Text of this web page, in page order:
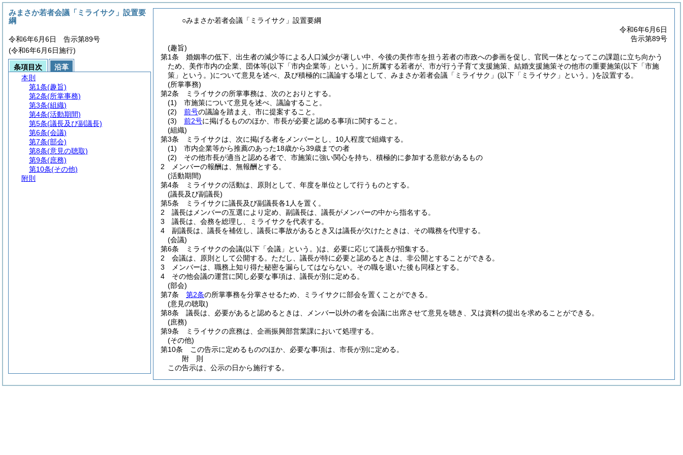
○みまさか若者会議「ミライサク」設置要綱
令和6年6月6日
告示第89号
(趣旨)
第1条
婚姻率の低下、出生者の減少等による人口減少が著しい中、今後の美作市を担う若者の市政への参画を促し、官民一体となってこの課題に立ち向かう
ため、美作市内の企業、団体等(以下「市内企業等」という。)に所属する若者が、市が行う子育て支援施策、結婚支援施策その他市の重要施策(以下「市施
策」という。)について意見を述べ、及び積極的に議論する場として、みまさか若者会議「ミライサク」 (以下「ミライサク」という。)を設置する。
(所掌事務)
第2条
ミライサクの所掌事務は、次のとおりとする。
(1)
市施策について意見を述べ、議論すること。
(2)
前号の議論を踏まえ、市に提案すること。
(3)
前2号に掲げるもののほか、市長が必要と認める事項に関すること。
(組織)
第3条
ミライサクは、次に掲げる者をメンバーとし、10人程度で組織する。
(1)
市内企業等から推薦のあった18歳から39歳までの者
(2)
その他市長が適当と認める者で、市施策に強い関心を持ち、積極的に参加する意欲があるもの
2
メンバーの報酬は、無報酬とする。
(活動期間)
第4条
ミライサクの活動は、原則として、年度を単位として行うものとする。
(議長及び副議長)
第5条
ミライサクに議長及び副議長各1人を置く。
2
議長はメンバーの互選により定め、副議長は、議長がメンバーの中から指名する。
3
議長は、会務を総理し、ミライサクを代表する。
4
副議長は、議長を補佐し、議長に事故があるとき又は議長が欠けたときは、その職務を代理する。
(会議)
第6条
ミライサクの会議(以下「会議」という。)は、必要に応じて議長が招集する。
2
会議は、原則として公開する。 ただし、議長が特に必要と認めるときは、非公開とすることができる。
3
メンバーは、職務上知り得た秘密を漏らしてはならない。 その職を退いた後も同様とする。
4
その他会議の運営に関し必要な事項は、議長が別に定める。
(部会)
第7条
第2条の所掌事務を分掌させるため、ミライサクに部会を置くことができる。
(意見の聴取)
第8条
議長は、必要があると認めるときは、メンバー以外の者を会議に出席させて意見を聴き、又は資料の提出を求めることができる。
(庶務)
第9条
ミライサクの庶務は、企画振興部営業課において処理する。
(その他)
第10条
この告示に定めるもののほか、必要な事項は、市長が別に定める。
附 則
この告示は、公示の日から施行する。
みまさか若者会議「ミライサク」設置要
綱
令和6年6月6日 告示第89号
(令和6年6月6日施行)
条項目次
沿革
本則
第1条(趣旨)
第2条(所掌事務)
第3条(組織)
第4条(活動期間)
第5条(議長及び副議長)
第6条(会議)
第7条(部会)
第8条(意見の聴取)
第9条(庶務)
第10条(その他)
附則